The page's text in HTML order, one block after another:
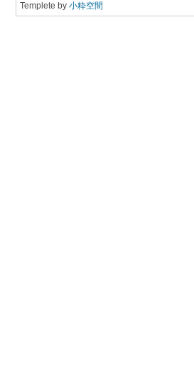
Templete by 小粋空間